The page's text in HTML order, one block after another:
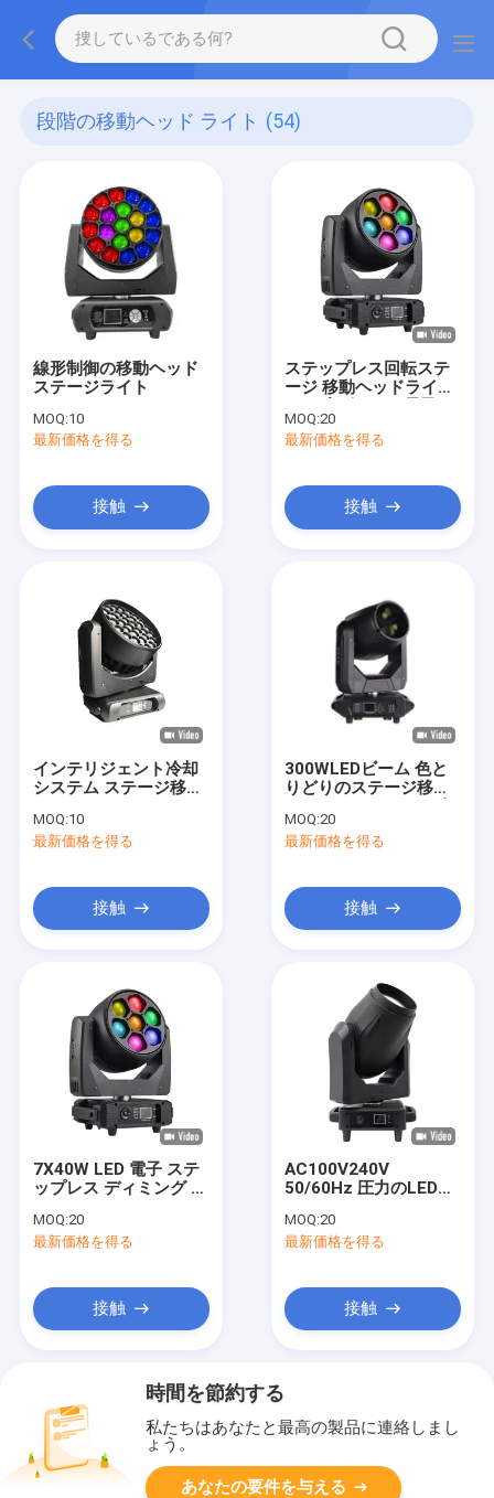
段階の移動ヘッド ライト (54)
線形制御の移動ヘッド
ステージライト
MOQ:10
最新価格を得る
接触
ステップレス回転ステ
ージ 移動ヘッドライト
テップレスディミング
MOQ:20
最新価格を得る
接触
インテリジェント冷却
システム ステージ移動
4 イン 1 光源
MOQ:10
最新価格を得る
接触
300WLEDビーム 色と
りどりのステージ移動
白とストローブ効果
MOQ:20
最新価格を得る
接触
7X40W LED 電子 ステ
ップレス ディミング ス
ミックス付き 動くヘッ
ドライト
MOQ:20
最新価格を得る
接触
AC100V240V
50/60Hz 圧力のLEDビ
LEDモジュールと14色
ホワイトライト
MOQ:20
最新価格を得る
接触
時間を節約する
私たちはあなたと最高の製品に連絡しまし
ょう。
あなたの要件を与える